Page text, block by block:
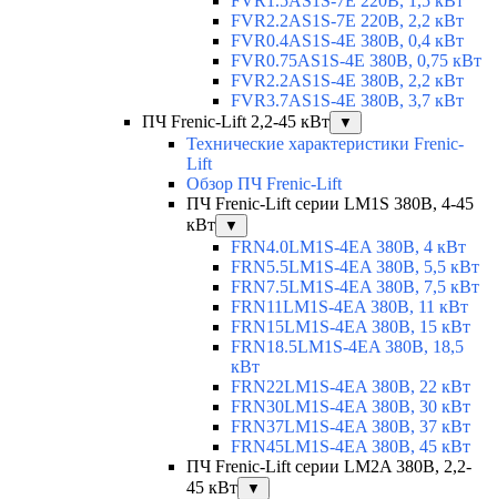
FVR2.2AS1S-7E 220В, 2,2 кВт
FVR0.4AS1S-4E 380В, 0,4 кВт
FVR0.75AS1S-4E 380В, 0,75 кВт
FVR2.2AS1S-4E 380В, 2,2 кВт
FVR3.7AS1S-4E 380В, 3,7 кВт
ПЧ Frenic-Lift 2,2-45 кВт
▼
Технические характеристики Frenic-
Lift
Обзор ПЧ Frenic-Lift
ПЧ Frenic-Lift серии LM1S 380В, 4-45
кВт
▼
FRN4.0LM1S-4EA 380В, 4 кВт
FRN5.5LM1S-4EA 380В, 5,5 кВт
FRN7.5LM1S-4EA 380В, 7,5 кВт
FRN11LM1S-4EA 380В, 11 кВт
FRN15LM1S-4EA 380В, 15 кВт
FRN18.5LM1S-4EA 380В, 18,5
кВт
FRN22LM1S-4EA 380В, 22 кВт
FRN30LM1S-4EA 380В, 30 кВт
FRN37LM1S-4EA 380В, 37 кВт
FRN45LM1S-4EA 380В, 45 кВт
ПЧ Frenic-Lift серии LM2A 380В, 2,2-
45 кВт
▼